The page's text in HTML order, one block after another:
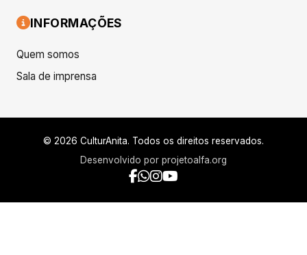
INFORMAÇÕES
Quem somos
Sala de imprensa
© 2026 CulturAnita. Todos os direitos reservados.
Desenvolvido por projetoalfa.org